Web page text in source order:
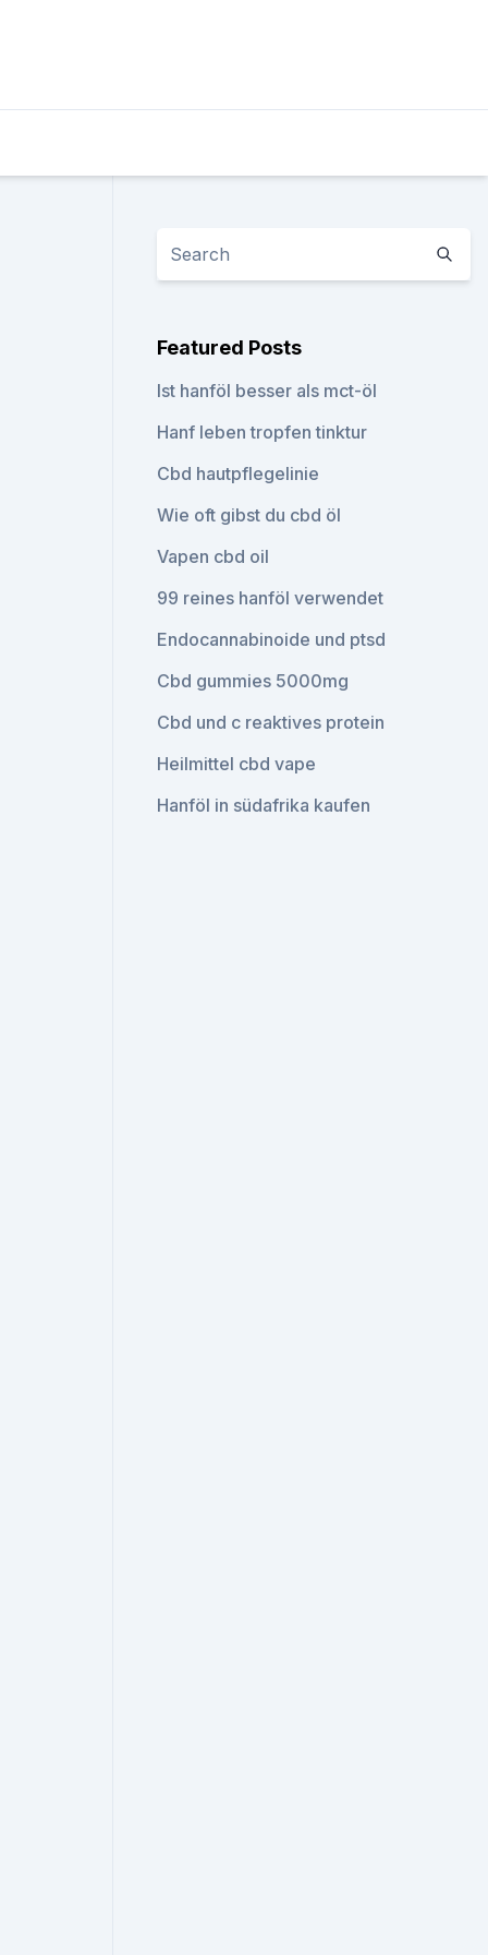
Featured Posts
Ist hanföl besser als mct-öl
Hanf leben tropfen tinktur
Cbd hautpflegelinie
Wie oft gibst du cbd öl
Vapen cbd oil
99 reines hanföl verwendet
Endocannabinoide und ptsd
Cbd gummies 5000mg
Cbd und c reaktives protein
Heilmittel cbd vape
Hanföl in südafrika kaufen